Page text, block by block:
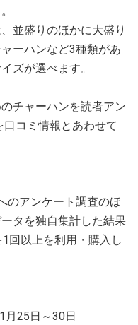
並盛りのほかに大盛り
ーハンなど3種類があ
ズが選べます。
チャーハンを読者アン
コミ情報とあわせて
のアンケート調査のほ
タを独自集計した結果
回以上を利用・購入し
月25日～30日